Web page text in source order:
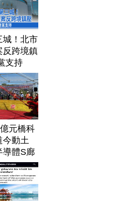
城！北市
反跨境鎮
支持
元橋科
今動土
導體S廊